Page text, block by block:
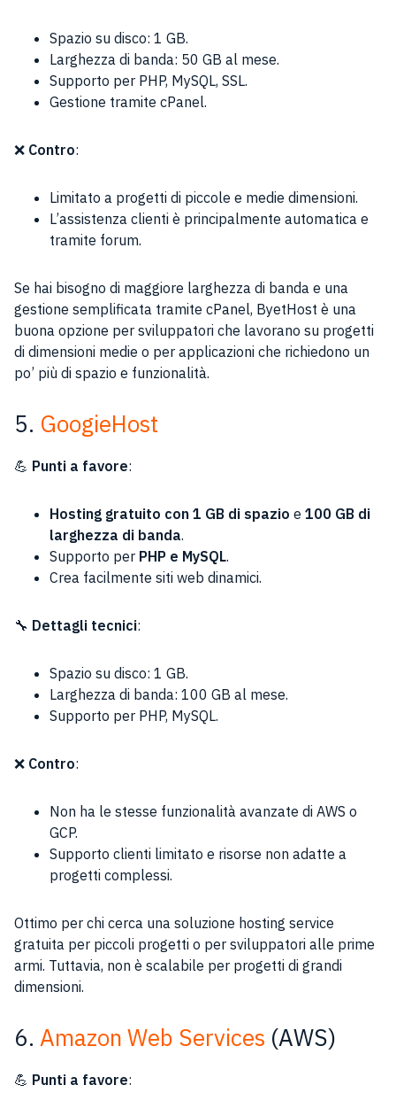
Spazio su disco: 1 GB.
Larghezza di banda: 50 GB al mese.
Supporto per PHP, MySQL, SSL.
Gestione tramite cPanel.
❌ Contro:
Limitato a progetti di piccole e medie dimensioni.
L’assistenza clienti è principalmente automatica e
tramite forum.
Se hai bisogno di maggiore larghezza di banda e una
gestione semplificata tramite cPanel, ByetHost è una
buona opzione per sviluppatori che lavorano su progetti
di dimensioni medie o per applicazioni che richiedono un
po’ più di spazio e funzionalità.
5. GoogieHost
💪 Punti a favore:
Hosting gratuito con 1 GB di spazio e 100 GB di
larghezza di banda.
Supporto per PHP e MySQL.
Crea facilmente siti web dinamici.
🔧 Dettagli tecnici:
Spazio su disco: 1 GB.
Larghezza di banda: 100 GB al mese.
Supporto per PHP, MySQL.
❌ Contro:
Non ha le stesse funzionalità avanzate di AWS o
GCP.
Supporto clienti limitato e risorse non adatte a
progetti complessi.
Ottimo per chi cerca una soluzione hosting service
gratuita per piccoli progetti o per sviluppatori alle prime
armi. Tuttavia, non è scalabile per progetti di grandi
dimensioni.
6. Amazon Web Services (AWS)
💪 Punti a favore: